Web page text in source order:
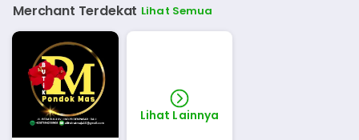
Merchant Terdekat Lihat Semua
Lihat Lainnya